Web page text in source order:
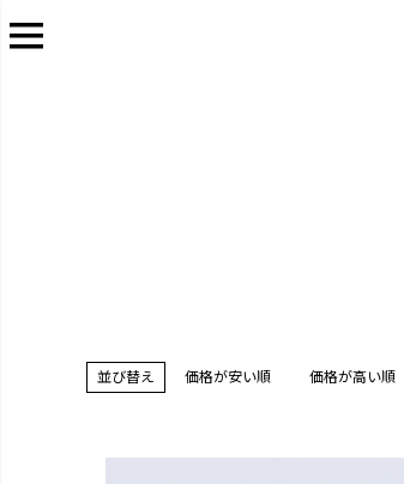
並び替え 価格が安い順 価格が高い順